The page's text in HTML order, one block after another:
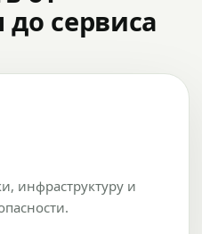
сервиса
инфраструктуру и